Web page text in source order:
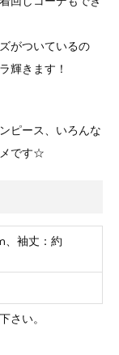
がついているの
輝きます！
ピース、いろんな
メです☆
、袖丈：約
さい。